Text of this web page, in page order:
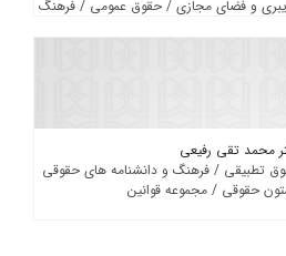
و فضای مجازی / حقوق عمومی / فرهنگ
محمد تقی رفیعی
تطبیقی / فرهنگ و دانشنامه های حقوقی
حقوقی / مجموعه قوانین